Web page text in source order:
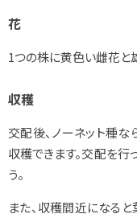
花
1つの株に黄色い雌花と
収穫
交配後、ノーネット種
収穫できます。交配を行
う。
また、収穫間近になる